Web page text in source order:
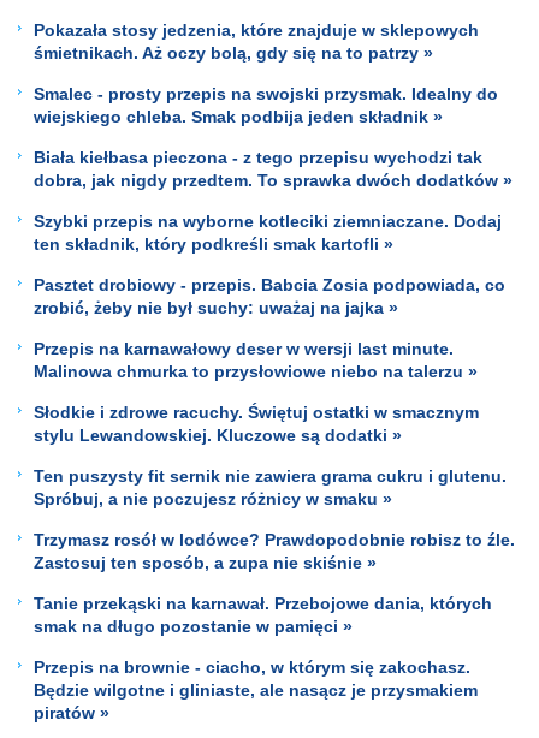
Pokazała stosy jedzenia, które znajduje w sklepowych
śmietnikach. Aż oczy bolą, gdy się na to patrzy »
Smalec - prosty przepis na swojski przysmak. Idealny do
wiejskiego chleba. Smak podbija jeden składnik »
Biała kiełbasa pieczona - z tego przepisu wychodzi tak
dobra, jak nigdy przedtem. To sprawka dwóch dodatków »
Szybki przepis na wyborne kotleciki ziemniaczane. Dodaj
ten składnik, który podkreśli smak kartofli »
Pasztet drobiowy - przepis. Babcia Zosia podpowiada, co
zrobić, żeby nie był suchy: uważaj na jajka »
Przepis na karnawałowy deser w wersji last minute.
Malinowa chmurka to przysłowiowe niebo na talerzu »
Słodkie i zdrowe racuchy. Świętuj ostatki w smacznym
stylu Lewandowskiej. Kluczowe są dodatki »
Ten puszysty fit sernik nie zawiera grama cukru i glutenu.
Spróbuj, a nie poczujesz różnicy w smaku »
Trzymasz rosół w lodówce? Prawdopodobnie robisz to źle.
Zastosuj ten sposób, a zupa nie skiśnie »
Tanie przekąski na karnawał. Przebojowe dania, których
smak na długo pozostanie w pamięci »
Przepis na brownie - ciacho, w którym się zakochasz.
Będzie wilgotne i gliniaste, ale nasącz je przysmakiem
piratów »